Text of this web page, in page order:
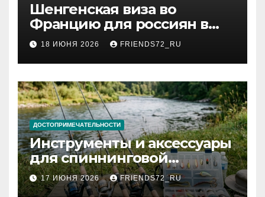
Шенгенская виза во
Францию для россиян в
2026 году: сроки от 3 дней
и список необходимых
документов
18 ИЮНЯ 2026 FRIENDS72_RU
ДОСТОПРИМЕЧАТЕЛЬНОСТИ
Инструменты и аксессуары
для спиннинговой
рыбалки: назначение и
типы
17 ИЮНЯ 2026 FRIENDS72_RU